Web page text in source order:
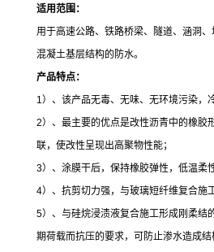
适用范围：
用于高速公路、铁路桥梁、隧道、涵洞
混凝土基层结构的防水。
产品特点：
1）、该产品无毒、无味、无环境污染，
2）、最主要的优点是改性沥青中的橡胶
联，使改性呈现出高聚物性能；
3）、涂膜干后，保持橡胶弹性，低温柔性
4）、抗剪切力强，与玻璃短纤维复合施
5）、与硅烷浸渍液复合施工形成刚柔结
期荷载而抗压的要求，可防止渗水造成